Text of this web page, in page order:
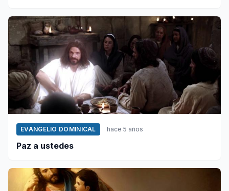
EVANGELIO DOMINICAL hace 5 años
Paz a ustedes